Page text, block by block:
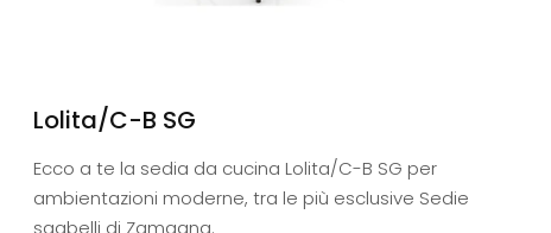
Lolita/C-B SG
Ecco a te la sedia da cucina Lolita/C-B SG per
ambientazioni moderne, tra le più esclusive Sedie
sgabelli di Zamagna.